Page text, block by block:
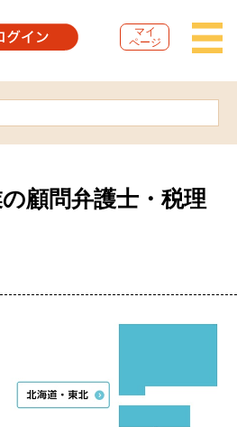
マイ
ページ
顧問弁護士・税理